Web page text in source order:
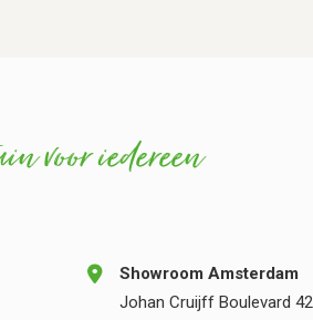
oog voor detail zijn duidelijk
Wij zijn zeer blij
iedereen die op zoek is naar
en een prettige
voor iedereen
Showroom Amsterdam
Johan Cruijff Boulevard 42